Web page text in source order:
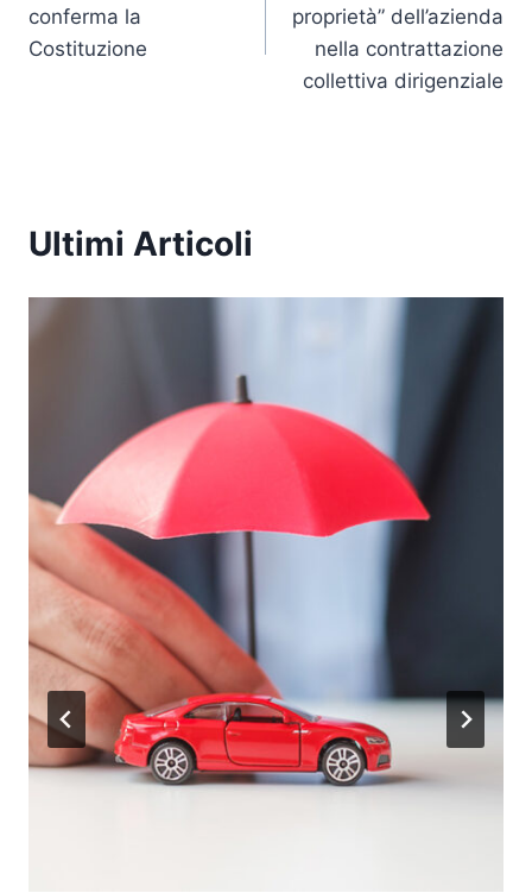
o
k
conferma la
Costituzione
proprietà” dell’azienda
nella contrattazione
collettiva dirigenziale
Ultimi Articoli